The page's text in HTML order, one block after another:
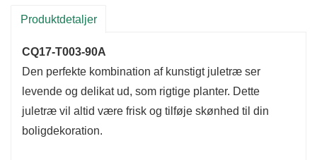
Xmas fyrregrene kan parres med enhver
og DIY, som du vil, såsom DIY håndværk, krans,
blomsterarrangementer osv., for at skabe en
varm atmosfære af juleferie.
Meget brugt: Disse røde bær julefyrgrene
stængler er den perfekte dekoration til jul, nytår,
Produktdetaljer
CQ17-T003-90A
Den perfekte kombination af kunstigt juletræ ser
levende og delikat ud, som rigtige planter. Dette
juletræ vil altid være frisk og tilføje skønhed til din
boligdekoration.